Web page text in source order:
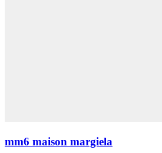
mm6 maison margiela